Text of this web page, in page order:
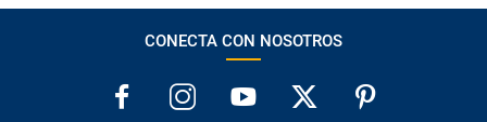
CONECTA CON NOSOTROS